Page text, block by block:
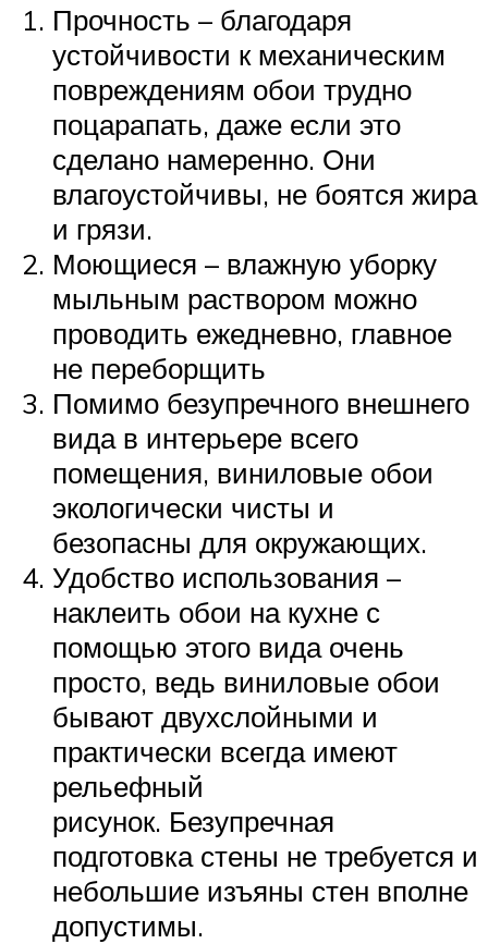
Прочность – благодаря
устойчивости к механическим
повреждениям обои трудно
поцарапать, даже если это
сделано намеренно. Они
влагоустойчивы, не боятся жира
и грязи.
Моющиеся – влажную уборку
мыльным раствором можно
проводить ежедневно, главное
не переборщить
Помимо безупречного внешнего
вида в интерьере всего
помещения, виниловые обои
экологически чисты и
безопасны для окружающих.
Удобство использования –
наклеить обои на кухне с
помощью этого вида очень
просто, ведь виниловые обои
бывают двухслойными и
практически всегда имеют
рельефный
рисунок. Безупречная
подготовка стены не требуется и
небольшие изъяны стен вполне
допустимы.